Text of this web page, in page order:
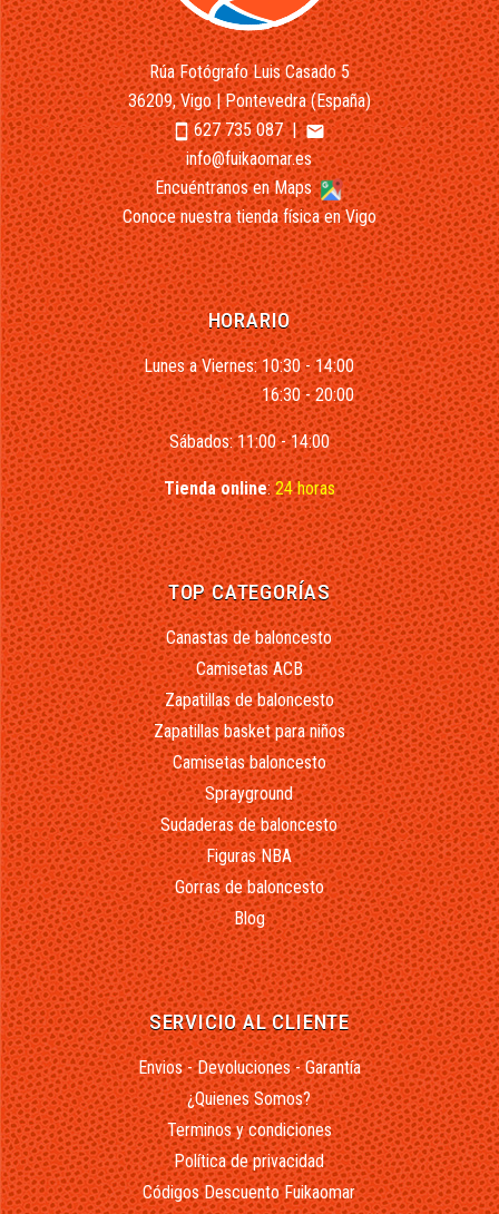
Rúa Fotógrafo Luis Casado 5
36209, Vigo | Pontevedra (España)
smartphone627 735 087|email
info@fuikaomar.es
Encuéntranos en Maps
Conoce nuestra tienda física en Vigo
HORARIO
Lunes a Viernes: 10:30 - 14:00
16:30 - 20:00
Sábados: 11:00 - 14:00
Tienda online:24 horas
TOP CATEGORÍAS
Canastas de baloncesto
Camisetas ACB
Zapatillas de baloncesto
Zapatillas basket para niños
Camisetas baloncesto
Sprayground
Sudaderas de baloncesto
Figuras NBA
Gorras de baloncesto
Blog
SERVICIO AL CLIENTE
Envios - Devoluciones - Garantía
¿Quienes Somos?
Terminos y condiciones
Política de privacidad
Códigos Descuento Fuikaomar